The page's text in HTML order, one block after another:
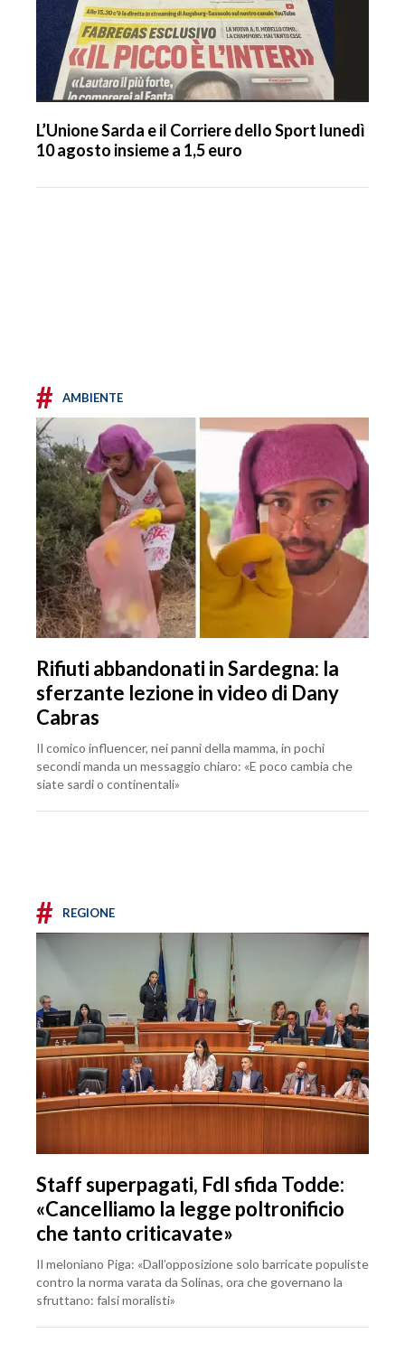
L’Unione Sarda e il Corriere dello Sport lunedì
10 agosto insieme a 1,5 euro
# AMBIENTE
Rifiuti abbandonati in Sardegna: la
sferzante lezione in video di Dany
Cabras
Il comico influencer, nei panni della mamma, in pochi
secondi manda un messaggio chiaro: «E poco cambia che
siate sardi o continentali»
# REGIONE
Staff superpagati, FdI sfida Todde:
«Cancelliamo la legge poltronificio
che tanto criticavate»
Il meloniano Piga: «Dall’opposizione solo barricate populiste
contro la norma varata da Solinas, ora che governano la
sfruttano: falsi moralisti»